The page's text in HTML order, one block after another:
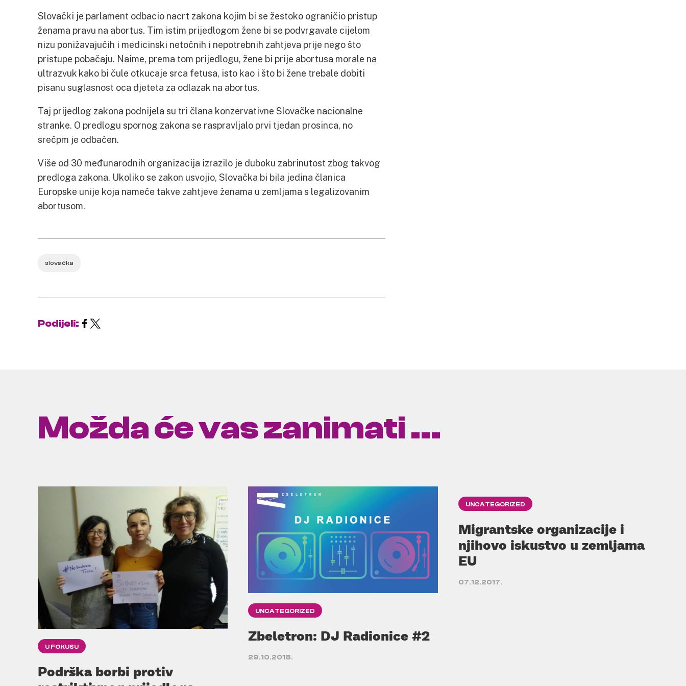
Slovački je parlament odbacio nacrt zakona kojim bi se žestoko ograničio pristup
ženama pravu na abortus. Tim istim prijedlogom žene bi se podvrgavale cijelom
nizu ponižavajućih i medicinski netočnih i nepotrebnih zahtjeva prije nego što
pristupe pobačaju. Naime, prema tom prijedlogu, žene bi prije abortusa morale na
ultrazvuk kako bi čule otkucaje srca fetusa, isto kao i što bi žene trebale dobiti
pisanu suglasnost oca djeteta za odlazak na abortus.
Taj prijedlog zakona podnijela su tri člana konzervativne Slovačke nacionalne
stranke. O predlogu spornog zakona se raspravljalo prvi tjedan prosinca, no
srećpm je odbačen.
Više od 30 međunarodnih organizacija izrazilo je duboku zabrinutost zbog takvog
predloga zakona. Ukoliko se zakon usvojio, Slovačka bi bila jedina članica
Europske unije koja nameće takve zahtjeve ženama u zemljama s legalizovanim
abortusom.
slovačka
Podijeli:
Možda će vas zanimati ...
U FOKUSU
Podrška borbi protiv
UNCATEGORIZED
Zbeletron: DJ Radionice #2
29.10.2018.
UNCATEGORIZED
Migrantske organizacije i
njihovo iskustvo u zemljama
EU
07.12.2017.